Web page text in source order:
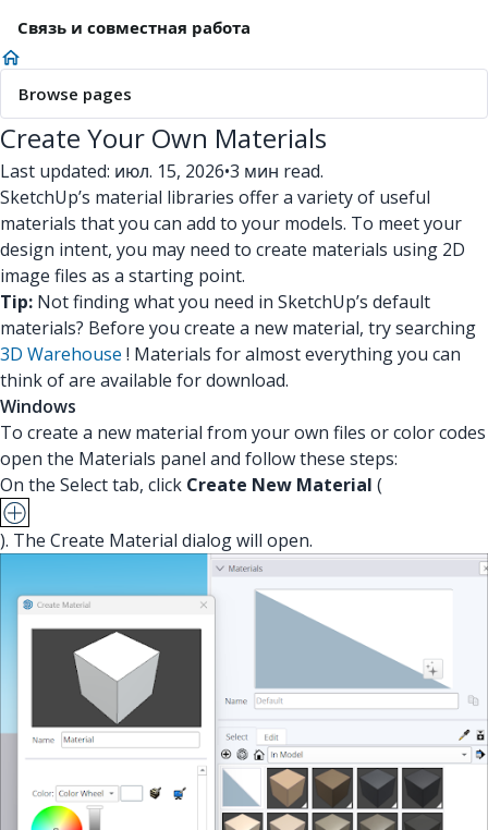
Связь и совместная работа
Browse pages
Create Your Own Materials
Last updated: июл. 15, 2026•3 мин read.
SketchUp’s material libraries offer a variety of useful
materials that you can add to your models. To meet your
design intent, you may need to create materials using 2D
image files as a starting point.
Tip: Not finding what you need in SketchUp’s default
materials? Before you create a new material, try searching
3D Warehouse ! Materials for almost everything you can
think of are available for download.
Windows
To create a new material from your own files or color codes
open the Materials panel and follow these steps:
On the Select tab, click Create New Material (
). The Create Material dialog will open.